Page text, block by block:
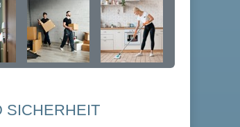
SICHERHEIT